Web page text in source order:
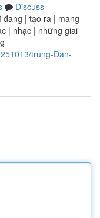
Discuss
| tạo ra | mang
| nhạc | những giai
trung-Đan-